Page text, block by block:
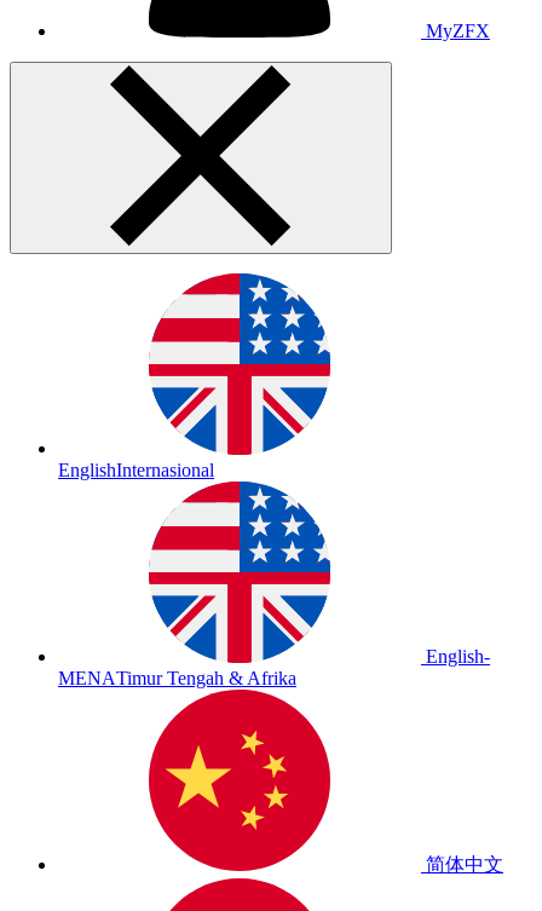
MyZFX
EnglishInternasional
English-
MENATimur Tengah & Afrika
简体中文